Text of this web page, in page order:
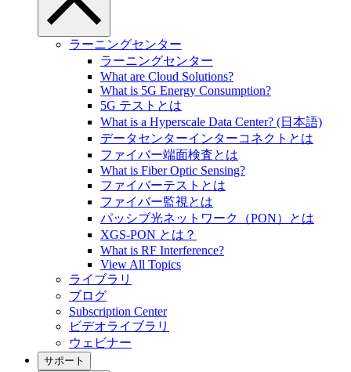
ラーニングセンター
ラーニングセンター
What are Cloud Solutions?
What is 5G Energy Consumption?
5G テストとは
What is a Hyperscale Data Center? (日本語)
データセンターインターコネクトとは
ファイバー端面検査とは
What is Fiber Optic Sensing?
ファイバーテストとは
ファイバー監視とは
パッシブ光ネットワーク（PON）とは
XGS-PON とは？
What is RF Interference?
View All Topics
ライブラリ
ブログ
Subscription Center
ビデオライブラリ
ウェビナー
サポート